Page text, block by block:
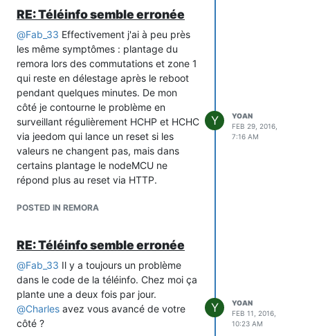
RE: Téléinfo semble erronée
@Fab_33 Effectivement j'ai à peu près
les même symptômes : plantage du
remora lors des commutations et zone 1
qui reste en délestage après le reboot
pendant quelques minutes. De mon
côté je contourne le problème en
surveillant régulièrement HCHP et HCHC
via jeedom qui lance un reset si les
valeurs ne changent pas, mais dans
certains plantage le nodeMCU ne
répond plus au reset via HTTP.
POSTED IN REMORA
Y
YOAN
FEB 29, 2016,
7:16 AM
RE: Téléinfo semble erronée
@Fab_33 Il y a toujours un problème
dans le code de la téléinfo. Chez moi ça
plante une a deux fois par jour.
@Charles avez vous avancé de votre
côté ?
Y
YOAN
FEB 11, 2016,
10:23 AM